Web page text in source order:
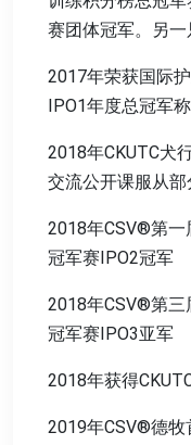
赛团体冠军。另
2017年荣获国际
IPO1年度总冠军
2018年CKUTC犬
交流公开课服从部
2018年CSV®第一
冠军赛IPO2冠军
2018年CSV®第三
冠军赛IPO3亚军
2018年获得
2019年CSV®德牧